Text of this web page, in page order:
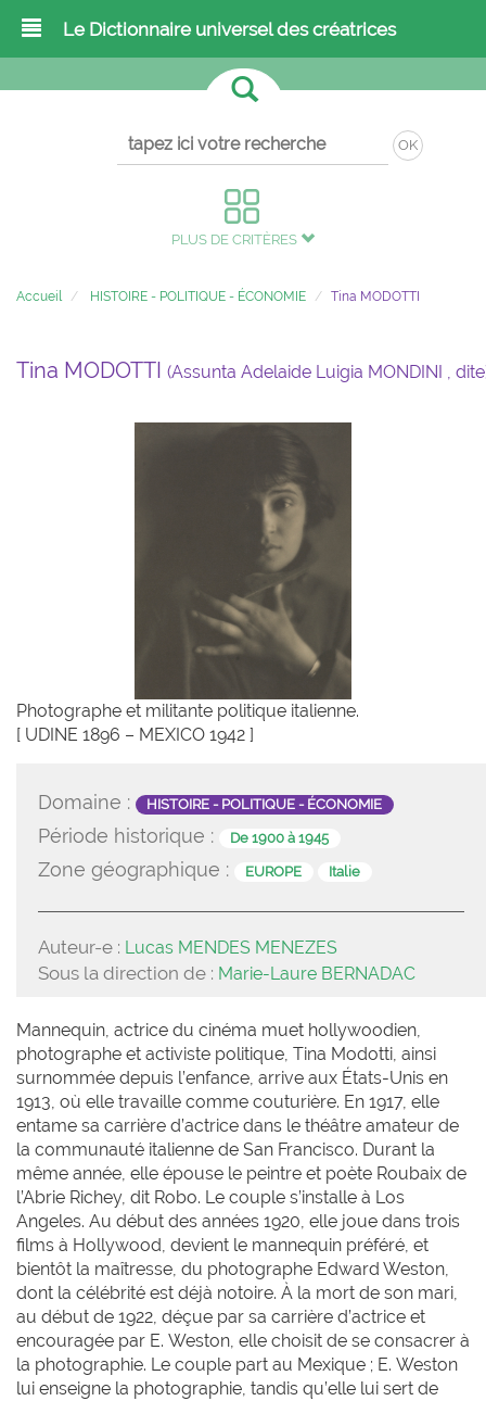
Le Dictionnaire universel des créatrices
OK
PLUS DE CRITÈRES
Accueil HISTOIRE - POLITIQUE - ÉCONOMIE Tina MODOTTI
Tina MODOTTI (Assunta Adelaide Luigia MONDINI ,
Photographe et militante politique italienne.
[ UDINE 1896 – MEXICO 1942 ]
Domaine : HISTOIRE - POLITIQUE - ÉCONOMIE
Période historique : De 1900 à 1945
Zone géographique : EUROPE Italie
Auteur-e : Lucas MENDES MENEZES
Sous la direction de : Marie-Laure BERNADAC
Mannequin, actrice du cinéma muet hollywoodien,
photographe et activiste politique, Tina Modotti, ainsi
surnommée depuis l’enfance, arrive aux États-Unis en
1913, où elle travaille comme couturière. En 1917, elle
entame sa carrière d’actrice dans le théâtre amateur de
la communauté italienne de San Francisco. Durant la
même année, elle épouse le peintre et poète Roubaix de
l’Abrie Richey, dit Robo. Le couple s’installe à Los
Angeles. Au début des années 1920, elle joue dans trois
films à Hollywood, devient le mannequin préféré, et
bientôt la maîtresse, du photographe Edward Weston,
dont la célébrité est déjà notoire. À la mort de son mari,
au début de 1922, déçue par sa carrière d’actrice et
encouragée par E. Weston, elle choisit de se consacrer à
la photographie. Le couple part au Mexique ; E. Weston
lui enseigne la photographie, tandis qu’elle lui sert de